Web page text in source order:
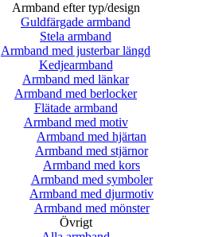
Armband efter typ/design
Guldfärgade armband
Stela armband
Armband med justerbar längd
Kedjearmband
Armband med länkar
Armband med berlocker
Flätade armband
Armband med motiv
Armband med hjärtan
Armband med stjärnor
Armband med kors
Armband med symboler
Armband med djurmotiv
Armband med mönster
Övrigt